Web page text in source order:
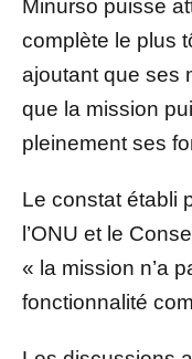
Minurso puisse
complète le plus
ajoutant que ses
que la mission
pleinement ses
Le constat établi
l’ONU et le
« la mission n’a
fonctionnalité